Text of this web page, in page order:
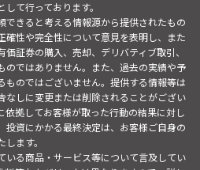
て行っております。
できると考える情報源から提供されたもの
確性や完全性について意見を表明し、また
証券の購入、売却、デリバティブ取引、
のではありません。また、過去の実績や予
ものではございません。提供する情報等は
なしに変更または削除されることがござい
依拠してお客様が取った行動の結果に対し
投資にかかる最終決定は、お客様ご自身の
ます。
いる商品・サービス等について言及してい